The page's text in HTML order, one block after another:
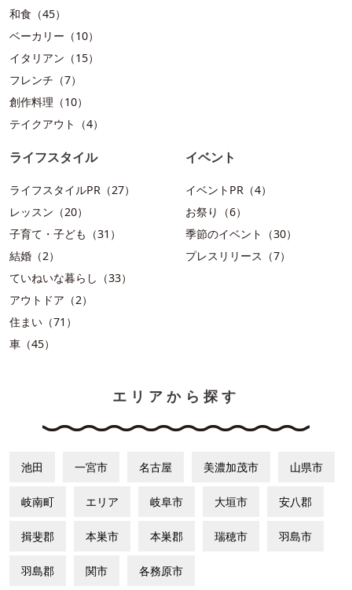
和食（45）
ベーカリー（10）
イタリアン（15）
フレンチ（7）
創作料理（10）
テイクアウト（4）
ライフスタイル
ライフスタイルPR（27）
レッスン（20）
子育て・子ども（31）
結婚（2）
ていねいな暮らし（33）
アウトドア（2）
住まい（71）
車（45）
イベント
イベントPR（4）
お祭り（6）
季節のイベント（30）
プレスリリース（7）
エリアから探す
池田 一宮市 名古屋 美濃加茂市 山県市
岐南町 エリア 岐阜市 大垣市 安八郡
揖斐郡 本巣市 本巣郡 瑞穂市 羽島市
羽島郡 関市 各務原市